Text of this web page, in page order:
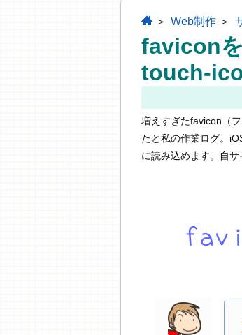
home Web制作
favicon
touch-
増えすぎたfavicon（
たと私の作業ログ。
に読み込めます。自サ